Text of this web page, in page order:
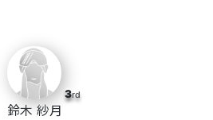
3rd
鈴木 紗月